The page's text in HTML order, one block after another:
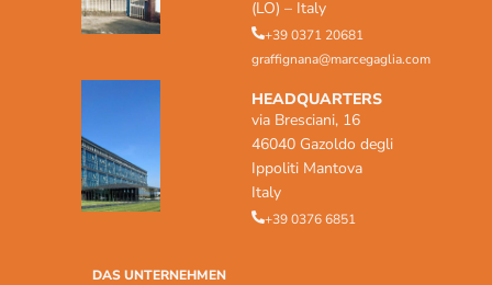
(LO) – Italy
+39 0371 20681
graffignana@marcegaglia.com
HEADQUARTERS
via Bresciani, 16
46040 Gazoldo degli
Ippoliti Mantova
Italy
+39 0376 6851
DAS UNTERNEHMEN